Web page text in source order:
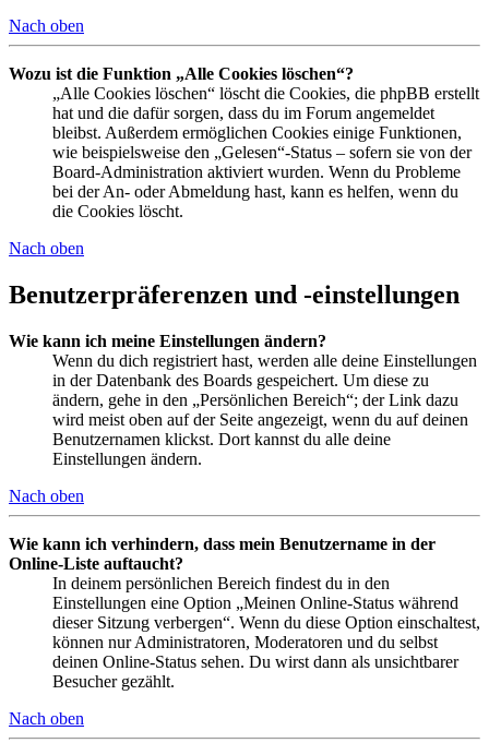
Nach oben
Wozu ist die Funktion „Alle Cookies löschen“?
„Alle Cookies löschen“ löscht die Cookies, die phpBB erstellt
hat und die dafür sorgen, dass du im Forum angemeldet
bleibst. Außerdem ermöglichen Cookies einige Funktionen,
wie beispielsweise den „Gelesen“-Status – sofern sie von der
Board-Administration aktiviert wurden. Wenn du Probleme
bei der An- oder Abmeldung hast, kann es helfen, wenn du
die Cookies löscht.
Nach oben
Benutzerpräferenzen und -einstellungen
Wie kann ich meine Einstellungen ändern?
Wenn du dich registriert hast, werden alle deine Einstellungen
in der Datenbank des Boards gespeichert. Um diese zu
ändern, gehe in den „Persönlichen Bereich“; der Link dazu
wird meist oben auf der Seite angezeigt, wenn du auf deinen
Benutzernamen klickst. Dort kannst du alle deine
Einstellungen ändern.
Nach oben
Wie kann ich verhindern, dass mein Benutzername in der
Online-Liste auftaucht?
In deinem persönlichen Bereich findest du in den
Einstellungen eine Option „Meinen Online-Status während
dieser Sitzung verbergen“. Wenn du diese Option einschaltest,
können nur Administratoren, Moderatoren und du selbst
deinen Online-Status sehen. Du wirst dann als unsichtbarer
Besucher gezählt.
Nach oben